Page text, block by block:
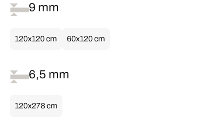
9 mm
120x120 cm 60x120 cm
6,5 mm
120x278 cm